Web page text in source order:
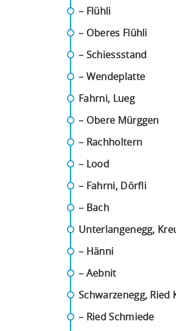
abfragen.
– Flühli(PDF)
– Oberes Flühli(PDF)
– Schiessstand(PDF)
– Wendeplatte(PDF)
Fahrni, Lueg(PDF)
– Obere Mürggen(PDF)
– Rachholtern(PDF)
– Lood(PDF)
– Fahrni, Dörfli(PDF)
– Bach(PDF)
Unterlangenegg,
– Hänni(PDF)
– Aebnit(PDF)
Schwarzenegg, Ried
– Ried Schmiede(PDF)